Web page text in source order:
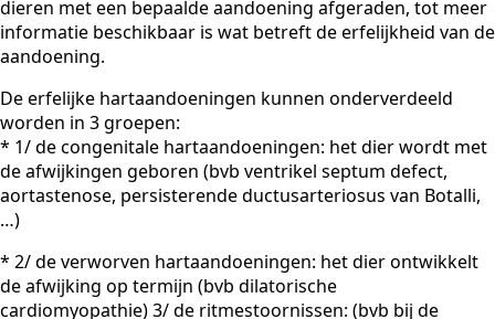
dieren met een bepaalde aandoening afgeraden, tot meer
informatie beschikbaar is wat betreft de erfelijkheid van de
aandoening.
De erfelijke hartaandoeningen kunnen onderverdeeld
worden in 3 groepen:
* 1/ de congenitale hartaandoeningen: het dier wordt met
de afwijkingen geboren (bvb ventrikel septum defect,
aortastenose, persisterende ductusarteriosus van Botalli,
…)
* 2/ de verworven hartaandoeningen: het dier ontwikkelt
de afwijking op termijn (bvb dilatorische
cardiomyopathie) 3/ de ritmestoornissen: (bvb bij de